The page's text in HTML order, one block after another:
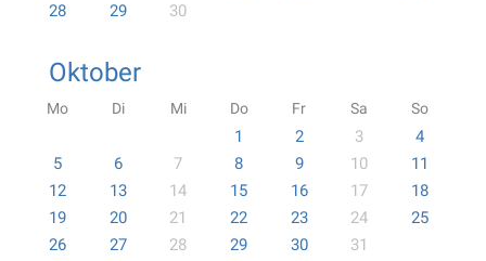
28
29 30
Oktober
Mo Di Mi Do Fr Sa So
1 2 3
4
5
6 7 8 9 10
11
12
13 14 15 16 17
18
19
20 21 22 23 24
25
26
27 28 29 30 31